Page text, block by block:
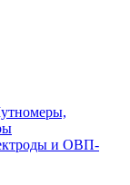
и ОВП-